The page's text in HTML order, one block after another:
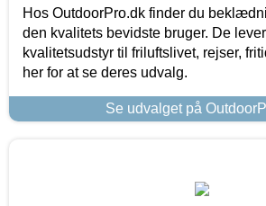
Hos OutdoorPro.dk finder du
den kvalitets bevidste bruger. De
kvalitetsudstyr til friluftslivet, rejser,
her for at se deres udvalg.
Se udvalget på